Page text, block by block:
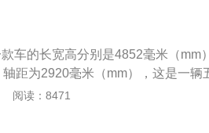
变速器同样是来源于zf的产品。宝马
悬架使用的是多连杆独立悬架。双
2975mm；3、截止到目前新款宝马
5系将会采用宝马家族最新的风格，
用了全新的换挡杆以及宝马iDrive
分，新款宝马5系将会继续搭载2.0T
184、252马力。此外还有一款3.0T
车的长宽高分别是4852毫米（mm
轴距为2920毫米（mm），这是一辆
发动机，一辆是低功率版2.0升涡轮
矩，这款发动机的最大功率转速为
阅读：8471